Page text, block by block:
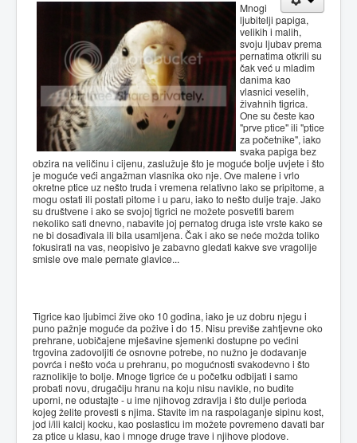
Mnogi
ljubitelji papiga,
velikih i malih,
svoju ljubav prema
pernatima otkrili su
čak već u mladim
danima kao
vlasnici veselih,
živahnih tigrica.
One su česte kao
"prve ptice" ili "ptice
za početnike", iako
svaka papiga bez
obzira na veličinu i cijenu, zaslužuje što je moguće bolje uvjete i što
je moguće veći angažman vlasnika oko nje. Ove malene i vrlo
okretne ptice uz nešto truda i vremena relativno lako se pripitome, a
mogu ostati ili postati pitome i u paru, iako to nešto dulje traje. Jako
su društvene i ako se svojoj tigrici ne možete posvetiti barem
nekoliko sati dnevno, nabavite joj pernatog druga iste vrste kako se
ne bi dosađivala ili bila usamljena. Čak i ako se neće možda toliko
fokusirati na vas, neopisivo je zabavno gledati kakve sve vragolije
smisle ove male pernate glavice...
Tigrice kao ljubimci žive oko 10 godina, iako je uz dobru njegu i
puno pažnje moguće da požive i do 15. Nisu previše zahtjevne oko
prehrane, uobičajene mješavine sjemenki dostupne po većini
trgovina zadovoljiti će osnovne potrebe, no nužno je dodavanje
povrća i nešto voća u prehranu, po mogućnosti svakodevno i što
raznolikije to bolje. Mnoge tigrice će u početku odbijati i samo
probati novu, drugačiju hranu na koju nisu navikle, no budite
uporni, ne odustajte - u ime njihovog zdravlja i što dulje perioda
kojeg želite provesti s njima. Stavite im na raspolaganje sipinu kost,
jod i/ili kalcij kocku, kao poslasticu im možete povremeno davati bar
za ptice u klasu, kao i mnoge druge trave i njihove plodove.